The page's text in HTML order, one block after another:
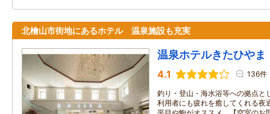
北檜山市街地にあるホテル 温泉施設も充実
温泉ホテルきたひやま
4.1 136件
釣り・登山・海水浴等への拠点と
利用者にも疲れを癒してくれる